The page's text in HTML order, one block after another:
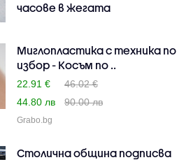
часове в жегата
Миглопластика с техника по
избор - Косъм по ..
22.91 €
46.02 €
44.80 лв
90.00 лв
Grabo.bg
Столична община подписва